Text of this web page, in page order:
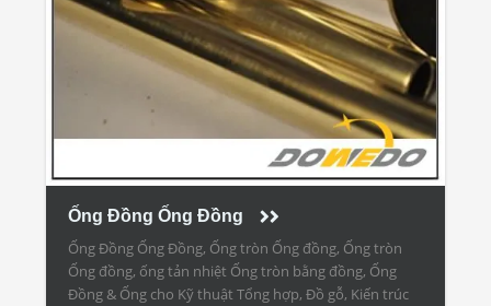
Ống Đồng Ống Đồng
Ống Đồng Ống Đồng, Ống tròn Ống đồng, Ống tròn
Ống đồng, ống tản nhiệt Ống tròn bằng đồng, Ống
Đồng & Ống cho Kỹ thuật Tổng hợp, Đồ gỗ, Kiến trúc